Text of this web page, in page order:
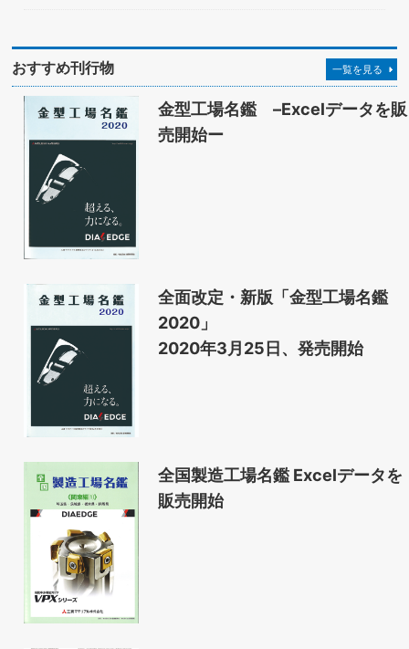
おすすめ刊行物 一覧を見る
金型工場名鑑 –Excelデータを販
売開始ー
全面改定・新版「金型工場名鑑
2020」
2020年3月25日、発売開始
全国製造工場名鑑 Excelデータを
販売開始